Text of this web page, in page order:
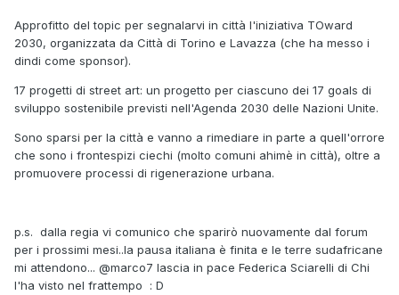
Approfitto del topic per segnalarvi in città l'iniziativa TOward
2030, organizzata da Città di Torino e Lavazza (che ha messo i
dindi come sponsor).
17 progetti di street art: un progetto per ciascuno dei 17 goals di
sviluppo sostenibile previsti nell'Agenda 2030 delle Nazioni Unite.
Sono sparsi per la città e vanno a rimediare in parte a quell'orrore
che sono i frontespizi ciechi (molto comuni ahimè in città), oltre a
promuovere processi di rigenerazione urbana.
p.s. dalla regia vi comunico che sparirò nuovamente dal forum
per i prossimi mesi..la pausa italiana è finita e le terre sudafricane
mi attendono... @marco7 lascia in pace Federica Sciarelli di Chi
l'ha visto nel frattempo : D